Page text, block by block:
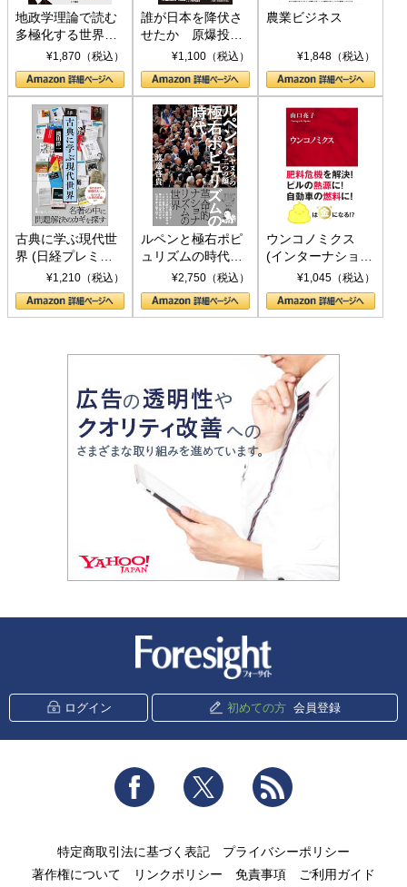
地政学理論で読む
多極化する世界：
トランプとBRICS
の挑戦
¥1,870（税込）
誰が日本を降伏さ
せたか 原爆投
下、ソ連参戦、そ
して聖断 (PHP新
書)
¥1,100（税込）
農業ビジネス
¥1,848（税込）
古典に学ぶ現代世
界 (日経プレミア
シリーズ)¥1,210（税込）
ルペンと極右ポピ
ュリズムの時代：
〈ヤヌス〉の二つ
の顔
¥2,750（税込）
ウンコノミクス
(インターナショナ
ル新書)¥1,045（税込）
ログイン 初めての方 会員登録
Facebook Twitter
特定商取引法に基づく表記
プライバシーポリシー
著作権について
リンクポリシー 免責事項 ご利用ガイド